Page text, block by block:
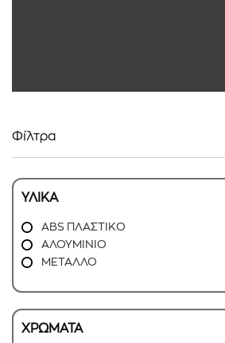
Φίλτρα
ΥΛΙΚΑ
ABS ΠΛΑΣΤΙΚΟ
ΑΛΟΥΜΙΝΙΟ
ΜΕΤΑΛΛΟ
ΧΡΩΜΑΤΑ